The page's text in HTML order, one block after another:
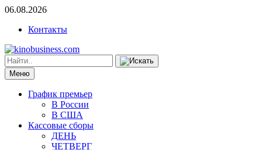
06.08.2026
Контакты
Меню
График премьер
В России
В США
Кассовые сборы
ДЕНЬ
ЧЕТВЕРГ